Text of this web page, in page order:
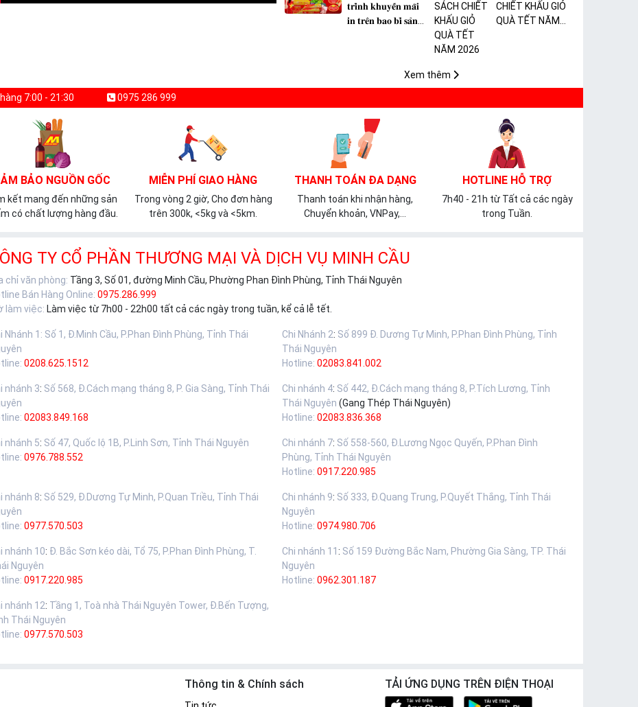
𝐭𝐫𝐢̀𝐧𝐡 𝐤𝐡𝐮𝐲𝐞̂́𝐧 𝐦𝐚̃𝐢
𝐢𝐧 𝐭𝐫𝐞̂𝐧 𝐛𝐚𝐨 𝐛𝐢̀ 𝐬𝐚̉𝐧
CHIẾT KHẤU GIỎ
QUÀ TẾT NĂM
Xem thêm
7:00 - 21:30 0975 286 999
BẢO NGUỒN GỐC
kết mang đến những sản
có chất lượng hàng đầu.
MIỄN PHÍ GIAO HÀNG
Trong vòng 2 giờ, Cho đơn hàng
trên 300k, <5kg và <5km.
THANH TOÁN ĐA DẠNG
Thanh toán khi nhận hàng,
Chuyển khoản, VNPay,...
HOTLINE HỖ TRỢ
7h40 - 21h từ Tất cả các ngày
trong Tuần.
TY CỔ PHẦN THƯƠNG MẠI VÀ DỊCH VỤ MINH CẦU
chỉ văn phòng: Tầng 3, Số 01, đường Minh Cầu, Phường Phan Đình Phùng, Tỉnh Thái Nguyên
Bán Hàng Online: 0975.286.999
làm việc: Làm việc từ 7h00 - 22h00 tất cả các ngày trong tuần, kể cả lễ tết.
Nhánh 1 : Số 1, Đ.Minh Cầu, P.Phan Đình Phùng, Tỉnh Thái
0208.625.1512
Chi Nhánh 2: Số 899 Đ. Dương Tự Minh, P.Phan Đình Phùng, Tỉnh
Thái Nguyên
Hotline: 02083.841.002
nhánh 3: Số 568, Đ.Cách mạng tháng 8, P. Gia Sàng, Tỉnh Thái
02083.849.168
Chi nhánh 4: Số 442, Đ.Cách mạng tháng 8, P.Tích Lương, Tỉnh
Thái Nguyên (Gang Thép Thái Nguyên)
Hotline: 02083.836.368
nhánh 5: Số 47, Quốc lộ 1B, P.Linh Sơn, Tỉnh Thái Nguyên
0976.788.552
Chi nhánh 7: Số 558-560, Đ.Lương Ngọc Quyến, P.Phan Đình
Phùng, Tỉnh Thái Nguyên
Hotline: 0917.220.985
nhánh 8: Số 529, Đ.Dương Tự Minh, P.Quan Triều, Tỉnh Thái
0977.570.503
Chi nhánh 9: Số 333, Đ.Quang Trung, P.Quyết Thắng, Tỉnh Thái
Nguyên
Hotline: 0974.980.706
nhánh 10: Đ. Bắc Sơn kéo dài, Tổ 75, P.Phan Đình Phùng, T.
Nguyên
0917.220.985
Chi nhánh 11 : Số 159 Đường Bắc Nam, Phường Gia Sàng, TP. Thái
Nguyên
Hotline: 0962.301.187
nhánh 12: Tầng 1, Toà nhà Thái Nguyên Tower, Đ.Bến Tượng,
Thái Nguyên
0977.570.503
Thông tin & Chính sách TẢI ỨNG DỤNG TRÊN ĐIỆN THOẠI